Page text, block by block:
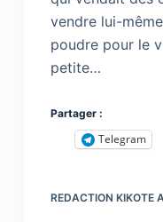
vendre lui-
poudre pour le
petite…
Partager :
Telegram
REDACTION KIKOTE